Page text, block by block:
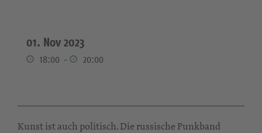
01. Nov 2023
18:00 - 20:00
Kunst ist auch politisch. Die russische Punkband